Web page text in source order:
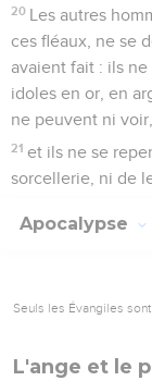
20 Les autres
ces fléaux, ne se
avaient fait : ils ne
idoles en or, en
ne peuvent ni
21 et ils ne se
sorcellerie, ni de
Apocalypse
Seuls les Évangiles
L'ange et le